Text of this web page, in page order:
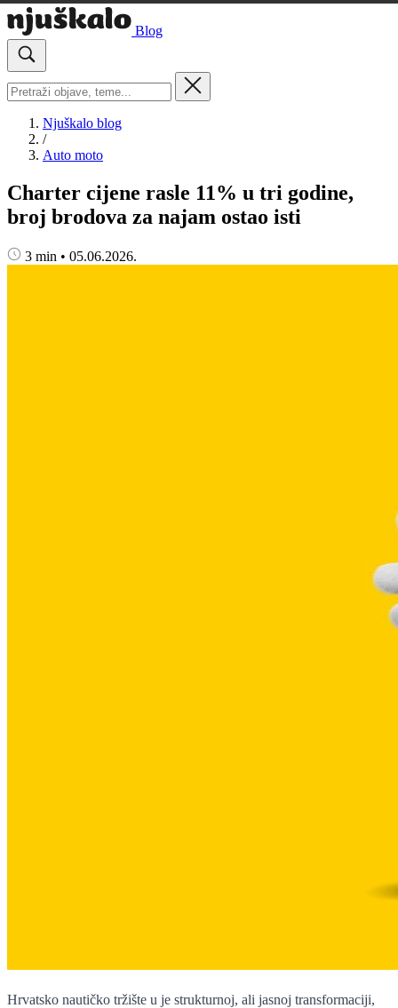
Blog
Njuškalo blog
/
Auto moto
Charter cijene rasle 11% u tri godine,
broj brodova za najam ostao isti
3 min • 05.06.2026.
Hrvatsko nautičko tržište u je strukturnoj, ali jasnoj transformaciji,